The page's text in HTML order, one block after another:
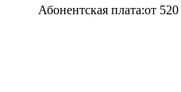
Абонентская плата:от 520